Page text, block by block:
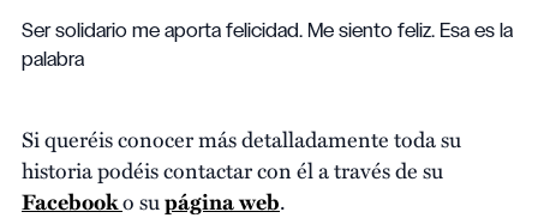
Ser solidario me aporta felicidad. Me siento feliz. Esa es la
palabra
Si queréis conocer más detalladamente toda su
historia podéis contactar con él a través de su
Facebooko supágina web.